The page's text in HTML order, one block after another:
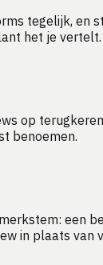
tegelijk, en
het je vertelt.
op
benoemen.
een
in plaats van